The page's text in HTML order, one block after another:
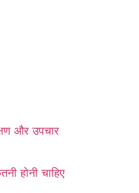
और उपचार
होनी चाहिए